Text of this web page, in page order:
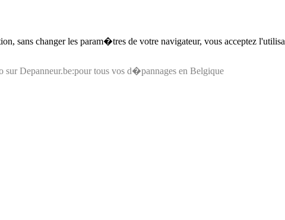
sans changer les param�tres de votre navigateur, vous acceptez
sur Depanneur.be:pour tous vos d�pannages en Belgique